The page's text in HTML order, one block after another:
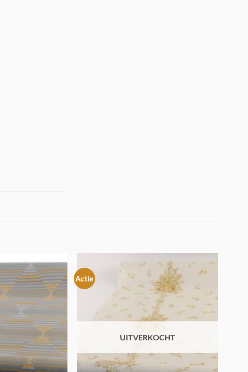
Toevoegen
aan
verlanglijst
Actie
aan
verlanglijst
UITVERKOCHT